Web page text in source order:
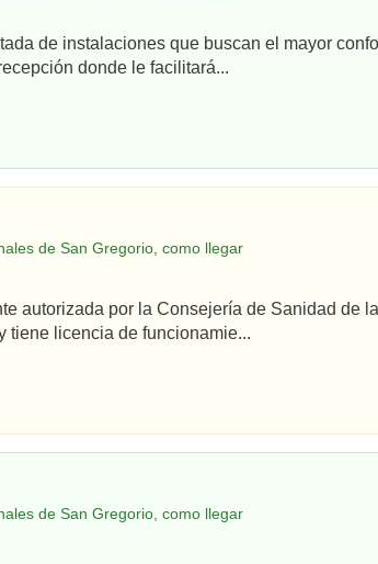
de instalaciones que buscan el mayor
donde le facilitará...
de San Gregorio, como llegar
autorizada por la Consejería de Sanidad de
tiene licencia de funcionamie...
de San Gregorio, como llegar